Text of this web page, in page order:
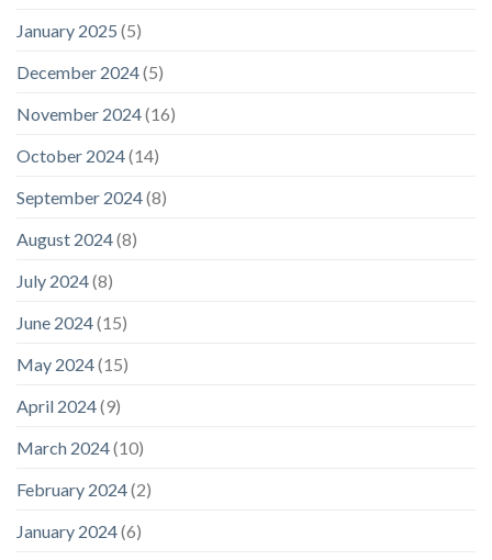
January 2025 (5)
December 2024(5)
November 2024(16)
October 2024(14)
September 2024(8)
August 2024(8)
July 2024(8)
June 2024(15)
May 2024(15)
April 2024(9)
March 2024(10)
February 2024(2)
January 2024(6)